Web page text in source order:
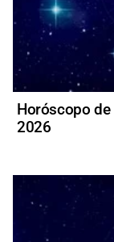
Horóscopo
2026